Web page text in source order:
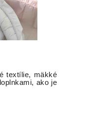
textílie, mäkké
ako je